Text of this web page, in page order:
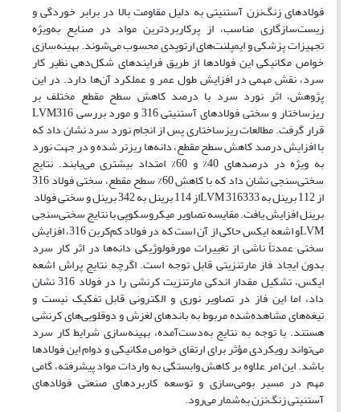
فولادهای زنگ‌نزن آستنیتی به دلیل مقاومت بالا در برابر خوردگی و
زیست‌سازگاری مناسب، از پرکاربردترین مواد در صنایع به‌ویژه
تجهیزات پزشکی و ایمپلنت‌های ارتوپدی محسوب می‌شوند. بهینه‌سازی
خواص مکانیکی این فولادها از طریق فرایندهای شکل‌دهی نظیر کار
سرد، نقش مهمی در افزایش طول عمر و عملکرد آن‌ها دارد. در این
پژوهش، اثر نورد سرد با درصد کاهش سطح مقطع مختلف بر
ریزساختار و سختی فولادهای آستنیتی 316 و LVM316مورد بررسی
قرار گرفت. مطالعات ریزساختاری پس از انجام نورد سرد نشان داد که
با افزایش درصد کاهش سطح مقطع، دانه‌ها ریزتر شده و در جهت نورد
به ویژه در درصدهای 40% و 60% امتداد بیشتری می‌یابند. نتایج
سختی‌سنجی نشان داد که با کاهش 60% سطح مقطع، سختی فولاد 316
از 114 برینل به 342 برینل و سختی فولادLVM316از 112 برینل به 333
برینل افزایش یافت. مقایسه تصاویر میکروسکوپی با نتایج سختی‌سنجی
و اشعه ایکس حاکی از آن است که در فولاد کم‌کربنLVM
316، افزایش
سختی عمدتاً ناشی از تغییرات مورفولوژیکی دانه‌ها در اثر کار سرد
بدون ایجاد فاز مارتنزیتی قابل توجه است. اگرچه نتایج پراش اشعه
ایکس، تشکیل مقدار اندکی مارتنزیت کرنشی را در فولاد 316 نشان
داد، اما این فاز در تصاویر نوری و الکترونی قابل تفکیک نیست و
تیغه‌های مشاهده‌شده مربوط به باندهای لغزش و دوقلویی‌های کرنشی
هستند. با توجه به نتایج به‌دست‌آمده، بهینه‌سازی شرایط کار سرد
می‌تواند رویکردی مؤثر برای ارتقای خواص مکانیکی و دوام این فولادها
باشد. این امر علاوه بر کاهش وابستگی به واردات مواد پیشرفته، گامی
مهم در مسیر بومی‌سازی و توسعه کاربردهای صنعتی فولادهای
آستنیتی زنگ‌نزن به‌شمار می‌رود.